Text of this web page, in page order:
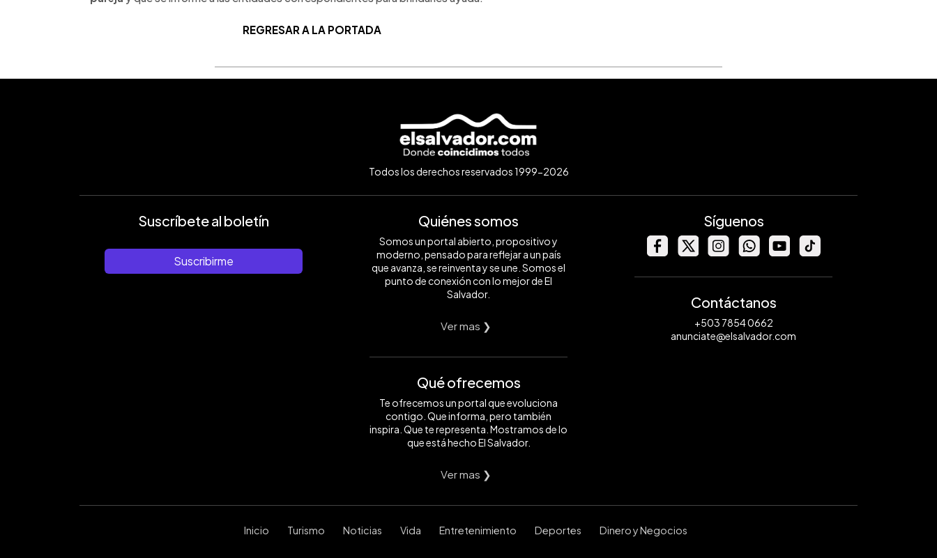
REGRESAR A LA PORTADA
Todos los derechos reservados 1999-2026
Suscríbete al boletín
Suscribirme
Quiénes somos
Somos un portal abierto, propositivo y
moderno, pensado para reflejar a un país
que avanza, se reinventa y se une. Somos el
punto de conexión con lo mejor de El
Salvador.
Ver mas ❯
Qué ofrecemos
Te ofrecemos un portal que evoluciona
contigo. Que informa, pero también
inspira. Que te representa. Mostramos de lo
que está hecho El Salvador.
Ver mas ❯
Síguenos
Contáctanos
+503 7854 0662
anunciate@elsalvador.com
Inicio Turismo Noticias Vida Entretenimiento Deportes Dinero y Negocios